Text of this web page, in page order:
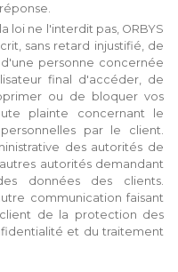
loi ne l'interdit pas, ORBYS
sans retard injustifié, de
personne concernée
final d'accéder, de
ou de bloquer vos
plainte concernant le
par le client.
des autorités de
autorités demandant
données des clients.
communication faisant
de la protection des
et du traitement